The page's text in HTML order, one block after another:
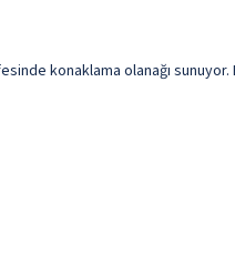
konaklama olanağı sunuyor.